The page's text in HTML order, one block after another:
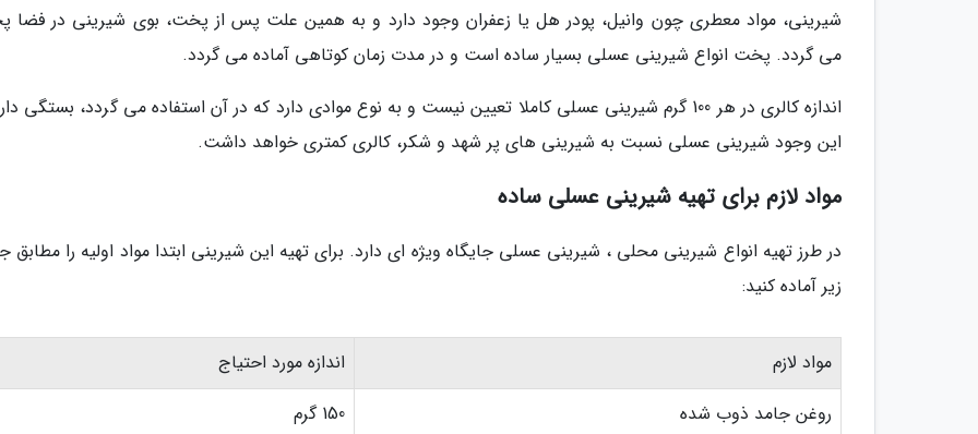
شیرینی، مواد معطری چون وانیل، پودر هل یا زعفران وجود دارد و به همین علت پس از پخت، بوی شیرینی در
می گردد. پخت انواع شیرینی عسلی بسیار ساده است و در مدت زمان کوتاهی آماده می گردد.
اندازه کالری در هر 100 گرم شیرینی عسلی کاملا تعیین نیست و به نوع موادی دارد که در آن استفاده می گردد، بستگی
این وجود شیرینی عسلی نسبت به شیرینی های پر شهد و شکر، کالری کمتری خواهد داشت.
مواد لازم برای تهیه شیرینی عسلی ساده
در طرز تهیه انواع شیرینی محلی ، شیرینی عسلی جایگاه ویژه ای دارد. برای تهیه این شیرینی ابتدا مواد اولیه را مطابق
زیر آماده کنید:
مواد لازم
اندازه مورد احتیاج
روغن جامد ذوب شده
150 گرم